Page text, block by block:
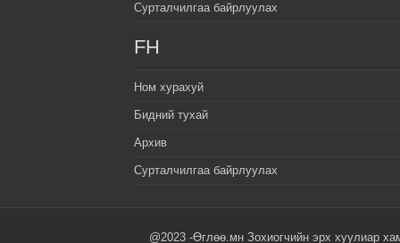
Сурталчилгаа байрлуулах
FH
Ном хурахуй
Бидний тухай
Архив
Сурталчилгаа байрлуулах
@2023 -Өглөө.мн Зохиогчийн эрх хуулиар